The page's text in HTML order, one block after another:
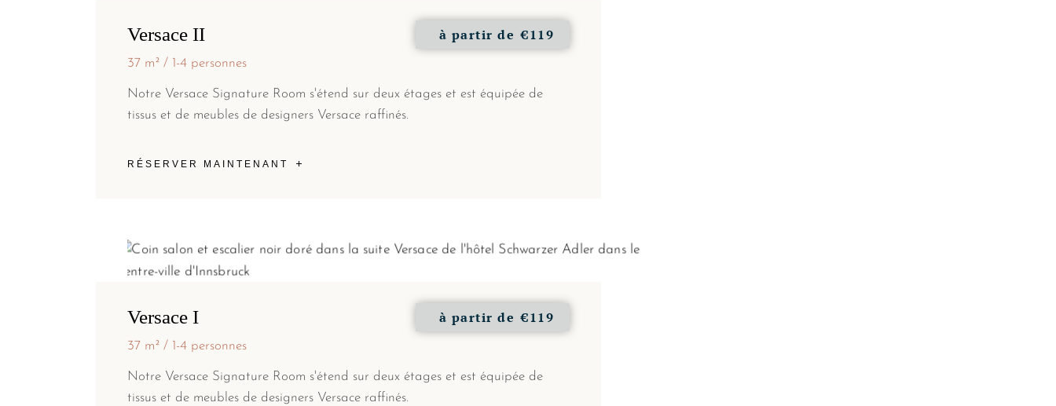
Versace II à partir de €119
37 m² 1-4 personnes
Notre Versace Signature Room s'étend sur deux étages et est équipée de
tissus et de meubles de designers Versace raffinés.
RÉSERVER MAINTENANT
Versace I à partir de €119
37 m² 1-4 personnes
Notre Versace Signature Room s'étend sur deux étages et est équipée de
tissus et de meubles de designers Versace raffinés.